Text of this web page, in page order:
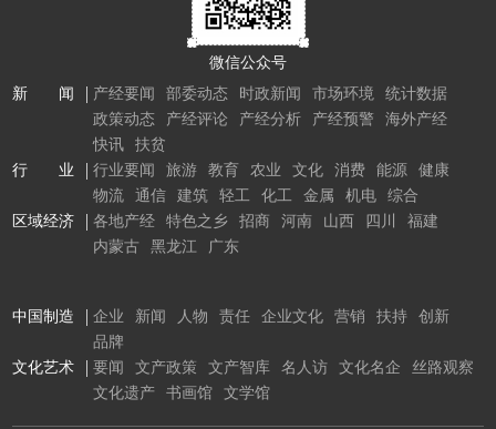
微信公众号
新 闻
产经要闻 部委动态 时政新闻 市场环境
统计数据
政策动态
产经评论 产经分析 产经预警
海外产经
快讯
扶贫
行 业
行业要闻 旅游 教育 农业 文化 消费 能源
健康
物流
通信 建筑 轻工 化工 金属 机电
综合
区域经济
各地产经 特色之乡 招商 河南 山西 四川
福建
内蒙古
黑龙江 广东
中国制造 企业 新闻 人物 责任 企业文化 营销 扶持
创新
品牌
文化艺术
要闻 文产政策 文产智库 名人访 文化名企
丝路观察
文化遗产
书画馆 文学馆